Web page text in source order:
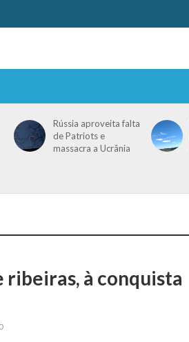
Rússia aproveita falta
de Patriots e
massacra a Ucrânia
ribeiras, à conquista